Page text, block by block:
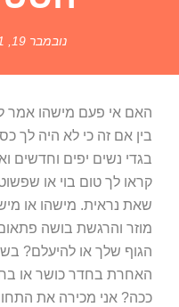
נובמבר 19, 2021
האם אי פעם מישהו אמר
בין אם זה כי לא היה לך
בגדי נשים יפים וחדשים
קראו לך טום בוי או
שאת נראית. מישהו או
מוזר והרגשת בושה
הגוף שלך או להיעלם?
האחרת בחדר כושר או
ככה? אני מכירה את